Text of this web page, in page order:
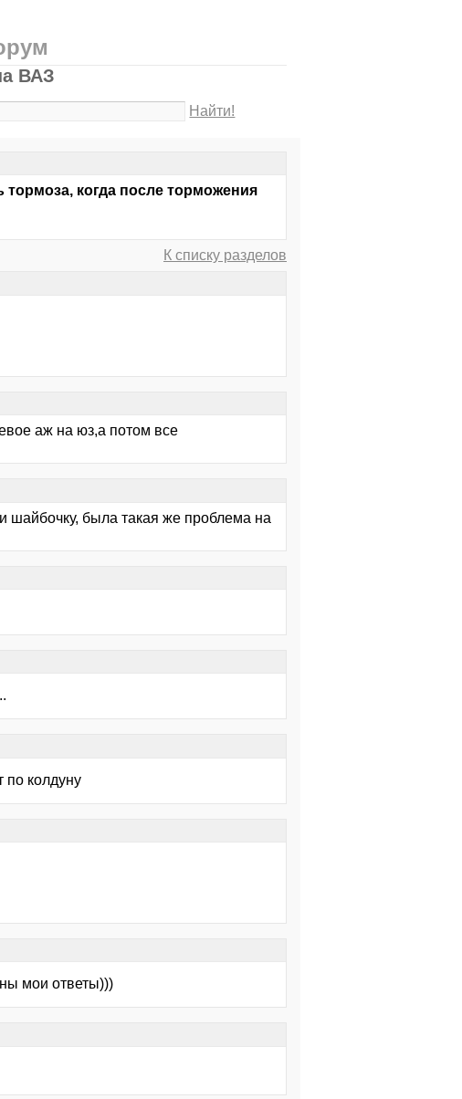
ВАЗ
Найти!
тормоза, когда после торможения
К списку разделов
аж на юз,а потом все
шайбочку, была такая же проблема на
по колдуну
мои ответы)))